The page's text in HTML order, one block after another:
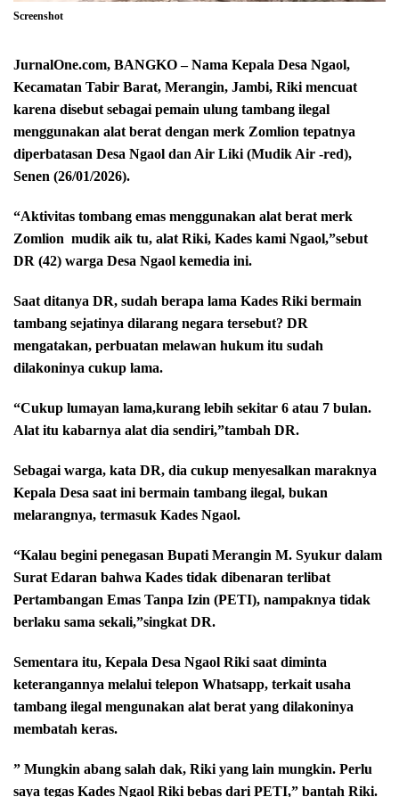
Screenshot
JurnalOne.com, BANGKO – Nama Kepala Desa Ngaol,
Kecamatan Tabir Barat, Merangin, Jambi, Riki mencuat
karena disebut sebagai pemain ulung tambang ilegal
menggunakan alat berat dengan merk Zomlion tepatnya
diperbatasan Desa Ngaol dan Air Liki (Mudik Air -red),
Senen (26/01/2026).
“Aktivitas tombang emas menggunakan alat berat merk
Zomlion mudik aik tu, alat Riki, Kades kami Ngaol,”sebut
DR (42) warga Desa Ngaol kemedia ini.
Saat ditanya DR, sudah berapa lama Kades Riki bermain
tambang sejatinya dilarang negara tersebut? DR
mengatakan, perbuatan melawan hukum itu sudah
dilakoninya cukup lama.
“Cukup lumayan lama,kurang lebih sekitar 6 atau 7 bulan.
Alat itu kabarnya alat dia sendiri,”tambah DR.
Sebagai warga, kata DR, dia cukup menyesalkan maraknya
Kepala Desa saat ini bermain tambang ilegal, bukan
melarangnya, termasuk Kades Ngaol.
“Kalau begini penegasan Bupati Merangin M. Syukur dalam
Surat Edaran bahwa Kades tidak dibenaran terlibat
Pertambangan Emas Tanpa Izin (PETI), nampaknya tidak
berlaku sama sekali,”singkat DR.
Sementara itu, Kepala Desa Ngaol Riki saat diminta
keterangannya melalui telepon Whatsapp, terkait usaha
tambang ilegal mengunakan alat berat yang dilakoninya
membatah keras.
” Mungkin abang salah dak, Riki yang lain mungkin. Perlu
saya tegas Kades Ngaol Riki bebas dari PETI,” bantah Riki.